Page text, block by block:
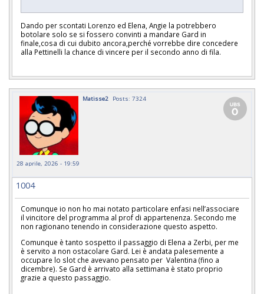
Dando per scontati Lorenzo ed Elena, Angie la potrebbero
botolare solo se si fossero convinti a mandare Gard in
finale,cosa di cui dubito ancora,perché vorrebbe dire concedere
alla Pettinelli la chance di vincere per il secondo anno di fila.
Matisse2 Posts: 7324
28 aprile, 2026 - 19:59
1004
Comunque io non ho mai notato particolare enfasi nell’associare
il vincitore del programma al prof di appartenenza. Secondo me
non ragionano tenendo in considerazione questo aspetto.
Comunque è tanto sospetto il passaggio di Elena a Zerbi, per me
è servito a non ostacolare Gard. Lei è andata palesemente a
occupare lo slot che avevano pensato per Valentina (fino a
dicembre). Se Gard è arrivato alla settimana è stato proprio
grazie a questo passaggio.